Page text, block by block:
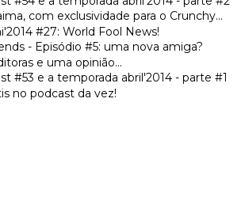
com exclusividade para o Crunchy...
#27: World Fool News!
- Episódio #5: uma nova amiga?
e uma opinião...
#53 e a temporada abril'2014 - parte #1
no podcast da vez!